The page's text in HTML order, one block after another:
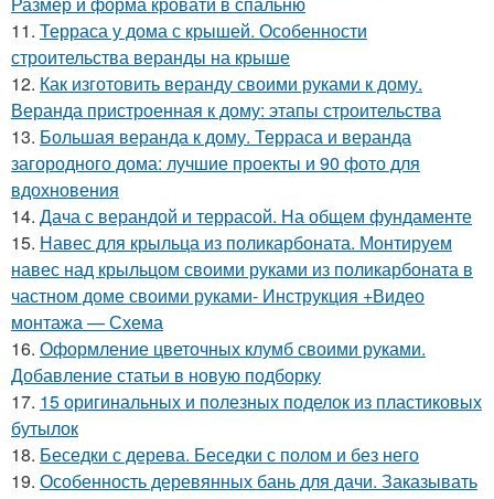
11. Терраса у дома с крышей. Особенности
строительства веранды на крыше
12. Как изготовить веранду своими руками к дому.
Веранда пристроенная к дому: этапы строительства
13. Большая веранда к дому. Терраса и веранда
загородного дома: лучшие проекты и 90 фото для
вдохновения
14. Дача с верандой и террасой. На общем фундаменте
15. Навес для крыльца из поликарбоната. Монтируем
навес над крыльцом своими руками из поликарбоната в
частном доме своими руками- Инструкция +Видео
монтажа — Схема
16. Оформление цветочных клумб своими руками.
Добавление статьи в новую подборку
17. 15 оригинальных и полезных поделок из пластиковых
бутылок
18. Беседки с дерева. Беседки с полом и без него
19. Особенность деревянных бань для дачи. Заказывать